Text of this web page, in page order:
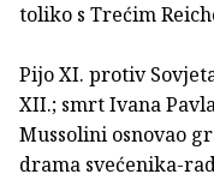
toliko s Trećim
Pijo XI. protiv
XII.; smrt Ivana
Mussolini osnovao
drama svećenika-